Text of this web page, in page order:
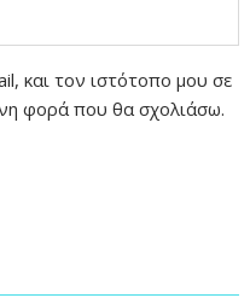
και τον ιστότοπο μου σε
φορά που θα σχολιάσω.